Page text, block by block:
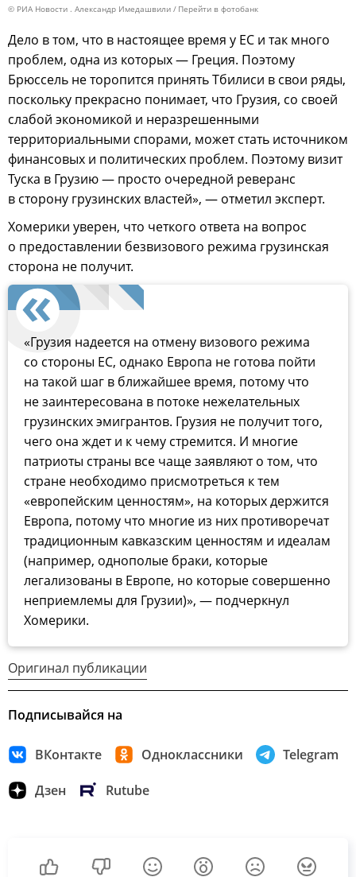
© РИА Новости . Александр Имедашвили Перейти в фотобанк
Дело в том, что в настоящее время у ЕС и так много
проблем, одна из которых — Греция. Поэтому
Брюссель не торопится принять Тбилиси в свои ряды,
поскольку прекрасно понимает, что Грузия, со своей
слабой экономикой и неразрешенными
территориальными спорами, может стать источником
финансовых и политических проблем. Поэтому визит
Туска в Грузию — просто очередной реверанс
в сторону грузинских властей», — отметил эксперт.
Хомерики уверен, что четкого ответа на вопрос
о предоставлении безвизового режима грузинская
сторона не получит.
«Грузия надеется на отмену визового режима
со стороны ЕС, однако Европа не готова пойти
на такой шаг в ближайшее время, потому что
не заинтересована в потоке нежелательных
грузинских эмигрантов. Грузия не получит того,
чего она ждет и к чему стремится. И многие
патриоты страны все чаще заявляют о том, что
стране необходимо присмотреться к тем
«европейским ценностям», на которых держится
Европа, потому что многие из них противоречат
традиционным кавказским ценностям и идеалам
(например, однополые браки, которые
легализованы в Европе, но которые совершенно
неприемлемы для Грузии)», — подчеркнул
Хомерики.
Оригинал публикации
Подписывайся на
ВКонтакте Одноклассники Telegram
Дзен Rutube